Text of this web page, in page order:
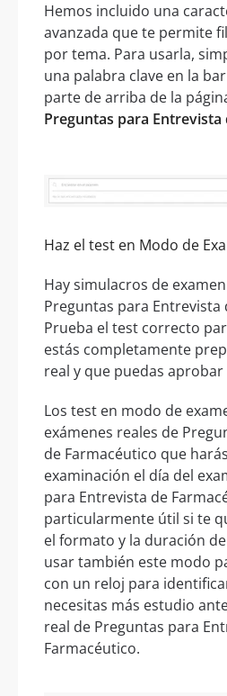
Hemos incluido una
avanzada que te permite
por tema. Para usarla,
una palabra clave en la
parte de arriba de la
Preguntas para Entrevista
Haz el test en Modo de
Hay simulacros de
Preguntas para Entrevista
Prueba el test correcto
estás completamente
real y que puedas
Los test en modo de
exámenes reales de
de Farmacéutico que
examinación el día del
para Entrevista de
particularmente útil si te
el formato y la duración
usar también este modo
con un reloj para
necesitas más estudio
real de Preguntas para
Farmacéutico.